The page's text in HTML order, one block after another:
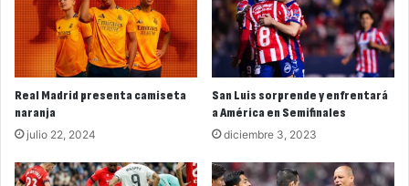
Real Madrid presenta camiseta
naranja
julio 22, 2024
San Luis sorprende y enfrentará
a América en Semifinales
diciembre 3, 2023